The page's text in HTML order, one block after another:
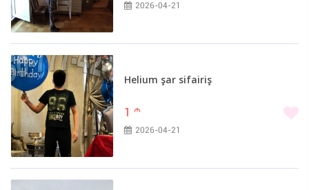
2026-04-21
Helium şar sifairiş
1 m
2026-04-21